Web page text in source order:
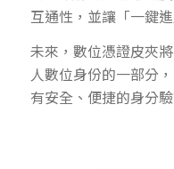
互通性，並讓「一鍵
未來，數位憑證皮夾
人數位身份的一部分
有安全、便捷的身分